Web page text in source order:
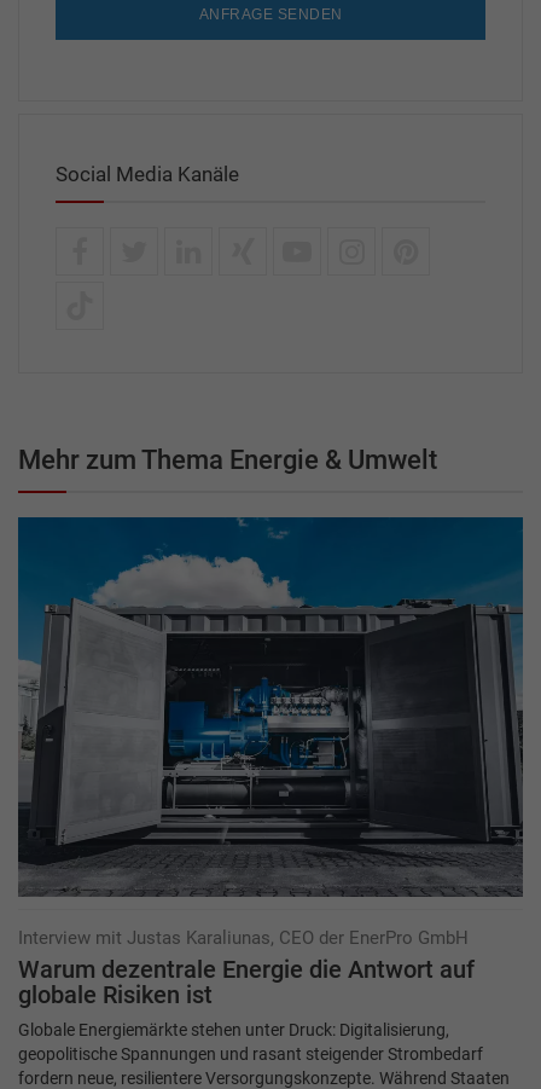
ANFRAGE SENDEN
Social Media Kanäle
Mehr zum Thema Energie & Umwelt
Interview mit Justas Karaliunas, CEO der EnerPro GmbH
Warum dezentrale Energie die Antwort auf
globale Risiken ist
Globale Energiemärkte stehen unter Druck: Digitalisierung,
geopolitische Spannungen und rasant steigender Strombedarf
fordern neue, resilientere Versorgungskonzepte. Während Staaten